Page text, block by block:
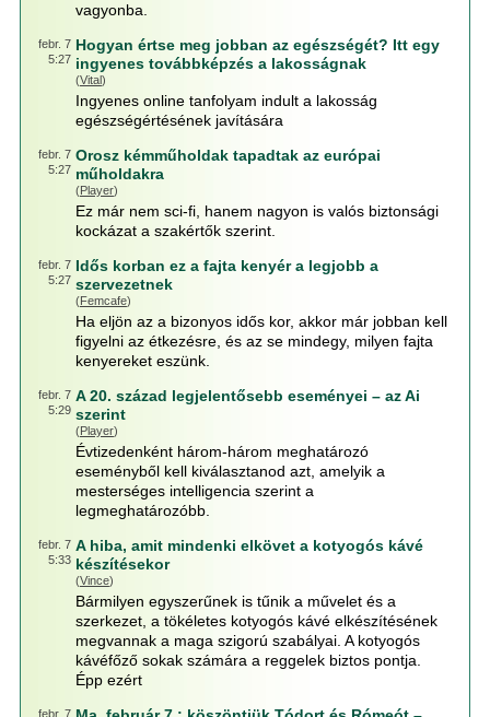
vagyonba.
febr. 7
5:27
Hogyan értse meg jobban az egészségét? Itt egy
ingyenes továbbképzés a lakosságnak
(Vital)
Ingyenes online tanfolyam indult a lakosság
egészségértésének javítására
febr. 7
5:27
Orosz kémműholdak tapadtak az európai
műholdakra
(Player)
Ez már nem sci-fi, hanem nagyon is valós biztonsági
kockázat a szakértők szerint.
febr. 7
5:27
Idős korban ez a fajta kenyér a legjobb a
szervezetnek
(Femcafe)
Ha eljön az a bizonyos idős kor, akkor már jobban kell
figyelni az étkezésre, és az se mindegy, milyen fajta
kenyereket eszünk.
febr. 7
5:29
A 20. század legjelentősebb eseményei – az Ai
szerint
(Player)
Évtizedenként három-három meghatározó
eseményből kell kiválasztanod azt, amelyik a
mesterséges intelligencia szerint a
legmeghatározóbb.
febr. 7
5:33
A hiba, amit mindenki elkövet a kotyogós kávé
készítésekor
(Vince)
Bármilyen egyszerűnek is tűnik a művelet és a
szerkezet, a tökéletes kotyogós kávé elkészítésének
megvannak a maga szigorú szabályai. A kotyogós
kávéfőző sokak számára a reggelek biztos pontja.
Épp ezért
febr. 7